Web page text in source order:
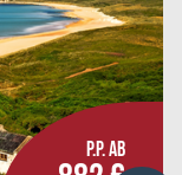
P.P. AB